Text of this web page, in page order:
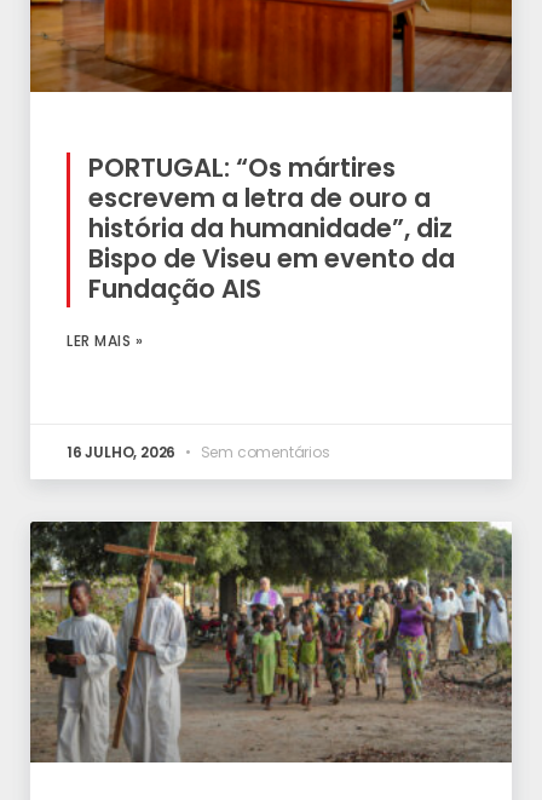
PORTUGAL: “Os mártires
escrevem a letra de ouro a
história da humanidade”, diz
Bispo de Viseu em evento da
Fundação AIS
LER MAIS »
16 JULHO, 2026 Sem comentários